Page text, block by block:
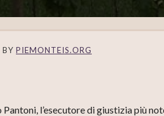
BY PIEMONTEIS.ORG
l’esecutore di giustizia più